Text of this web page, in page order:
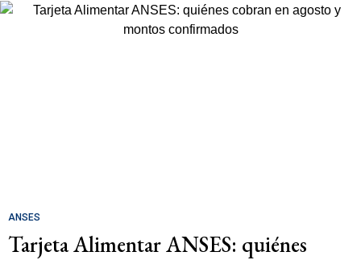
ANSES
Tarjeta Alimentar ANSES: quiénes